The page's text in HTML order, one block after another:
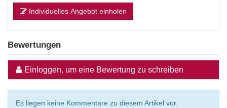
Individuelles Angebot einholen
Bewertungen
Einloggen, um eine Bewertung zu schreiben
Es liegen keine Kommentare zu diesem Artikel vor.